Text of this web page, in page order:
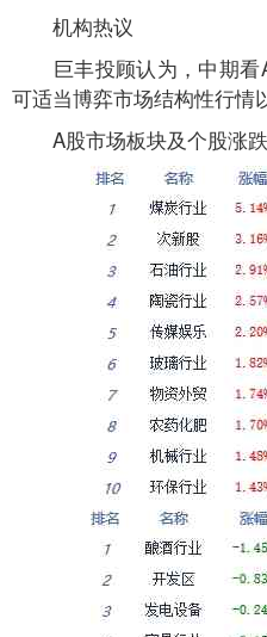
机构热议
巨丰投顾认为，中期看
可适当博弈市场结构性行情
A股市场板块及个股涨